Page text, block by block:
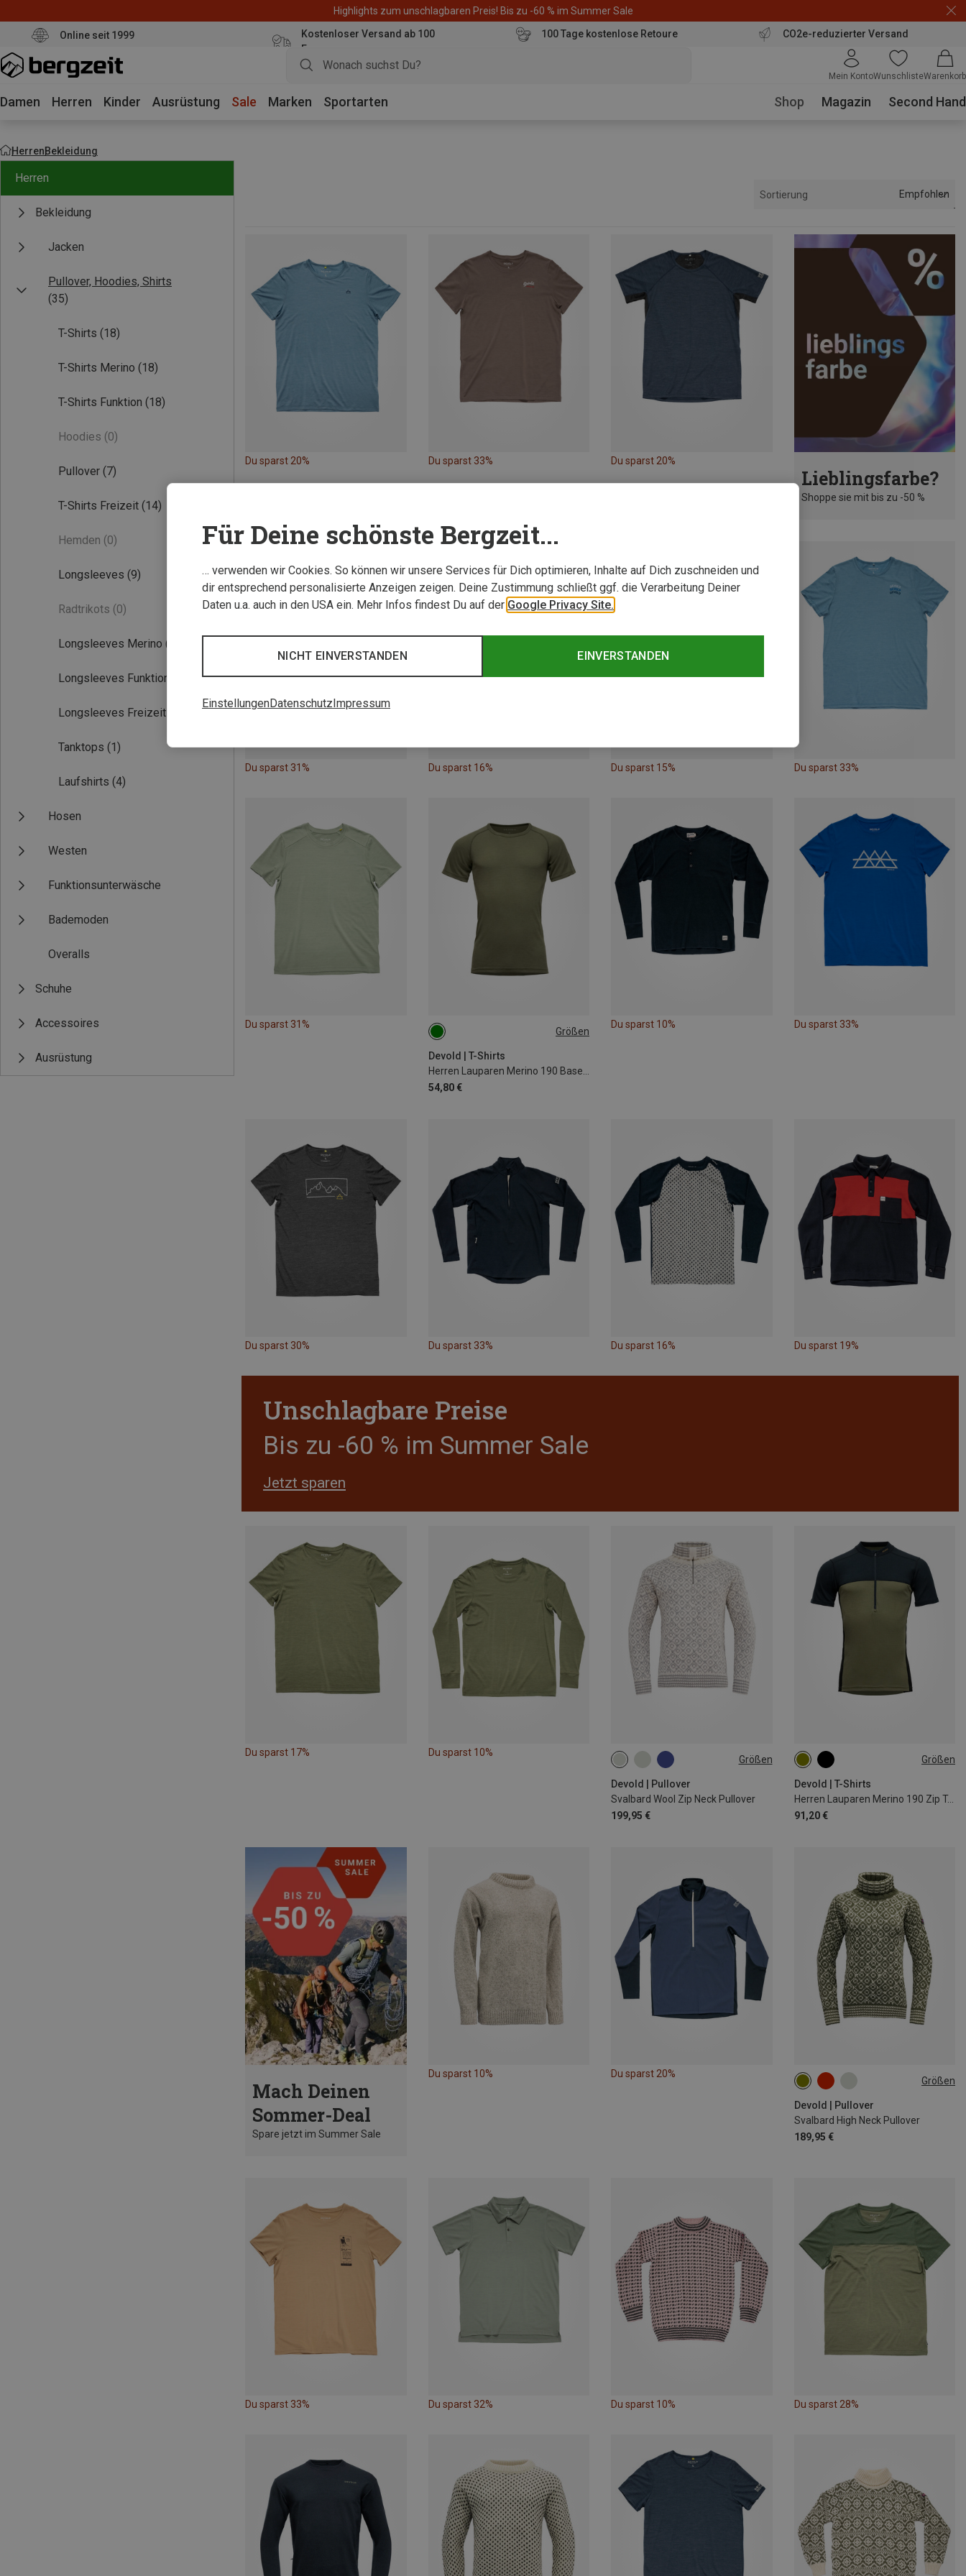
Highlights zum unschlagbaren Preis! Bis zu -60 % im Summer Sale
Online seit 1999
Kostenloser Versand ab 100
Euro
100 Tage kostenlose Retoure CO2e-reduzierter Versand
Mein KontoWunschlisteWarenkorb
Damen Herren Kinder Ausrüstung Sale Marken Sportarten Shop Magazin Second Hand
HerrenBekleidung
Herren
Bekleidung
Jacken
Pullover, Hoodies, Shirts
(35)
T-Shirts (18)
T-Shirts Merino (18)
T-Shirts Funktion (18)
Hoodies (0)
Pullover (7)
T-Shirts Freizeit (14)
Hemden (0)
Longsleeves (9)
Radtrikots (0)
Longsleeves Merino (8)
Longsleeves Funktion
Longsleeves Freizeit
Tanktops (1)
Laufshirts (4)
Hosen
Westen
Funktionsunterwäsche
Bademoden
Overalls
Schuhe
Accessoires
Ausrüstung
Sortierung Empfohlen
Du sparst 20% Du sparst 33% Du sparst 20%
Lieblingsfarbe?
Shoppe sie mit bis zu -50 %
Du sparst 31% Du sparst 16% Du sparst 15% Du sparst 33%
Du sparst 31%
Größen
Devold | T-Shirts
54,80 €
S
Du sparst 10% Du sparst 33%
Du sparst 30% Du sparst 33% Du sparst 16% Du sparst 19%
Unschlagbare Preise
Bis zu -60 % im Summer Sale
Jetzt sparen
Du sparst 17% Du sparst 10%
Größen
Devold | Pullover
Svalbard Wool Zip Neck Pullover
199,95 €
XS XL Größen
Devold | T-Shirts
Herren Lauparen Merino 190 Zip T-Shirt
91,20 €
S M
Mach Deinen
Sommer-Deal
Spare jetzt im Summer Sale
Du sparst 10% Du sparst 20%
Größen
Devold | Pullover
Svalbard High Neck Pullover
189,95 €
XS S M
Du sparst 33% Du sparst 32% Du sparst 10% Du sparst 28%
Für Deine schönste Bergzeit...
… verwenden wir Cookies. So können wir unsere Services für Dich optimieren, Inhalte auf Dich zuschneiden und
dir entsprechend personalisierte Anzeigen zeigen. Deine Zustimmung schließt ggf. die Verarbeitung Deiner
Daten u.a. auch in den USA ein. Mehr Infos findest Du auf der Google Privacy Site.
EINVERSTANDEN
NICHT EINVERSTANDEN
EinstellungenDatenschutzImpressum